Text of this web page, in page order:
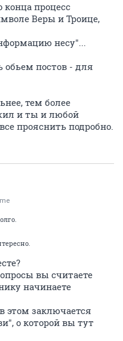
конца процесс
Веры и Троице,
несу"...
обьем постов - для
тем более
и ты и любой
прояснить подробно.
вы считаете
начинаете
этом заключается
о которой вы тут